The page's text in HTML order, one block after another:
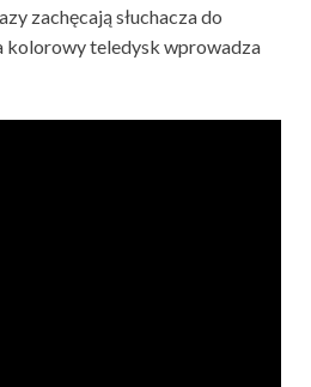
zachęcają słuchacza do
kolorowy teledysk wprowadza